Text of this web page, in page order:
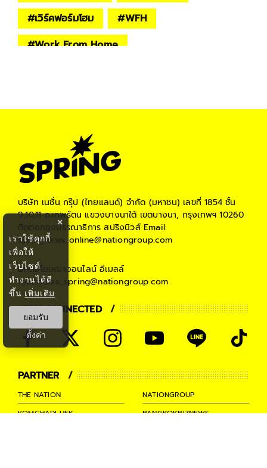
#เวิร์คฟอร์มโฮม #WFH
#Work From Home
บริษัท เนชั่น กรุ๊ป (ไทยแลนด์) จำกัด (มหาชน) เลขที่ 1854 ชั้น
9,10,11 ถ.เทพรัตน แขวงบางนาใต้ เขตบางนา, กรุงเทพฯ 10260
ติดต่อกองบรรณาธิการ สปริงนิวส์Email:
springnews_online@nationgroup.com
ติดต่อโฆษณาออนไลน์ อีเมลล์
teamsales_spring@nationgroup.com
STAY CONNECTED
PARTNER
THE NATION
NATIONGROUP
KOMCHADLUEK
BANGKOKBIZNEWS
×
เราใช้คุกกี้
เพื่อให้
เว็บไซต์
ทำงานได้ดี
ขึ้น เพิ่มเติม
ยอมรับ
ตั้งค่า